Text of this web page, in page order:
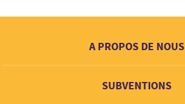
A PROPOS DE NOUS
Contact
SUBVENTIONS